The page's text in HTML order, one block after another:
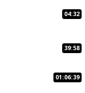
04:32
39:58
01:06:39